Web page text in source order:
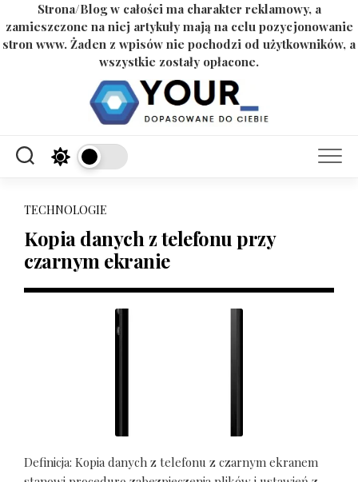
Strona/Blog w całości ma charakter reklamowy, a
zamieszczone na niej artykuły mają na celu pozycjonowanie
stron www. Żaden z wpisów nie pochodzi od użytkowników, a
wszystkie zostały opłacone.
TECHNOLOGIE
Kopia danych z telefonu przy
czarnym ekranie
Definicja: Kopia danych z telefonu z czarnym ekranem